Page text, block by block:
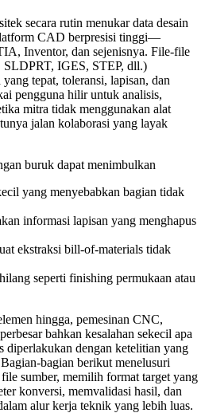
secara rutin menukar data desain
CAD berpresisi tinggi—
Inventor, dan sejenisnya. File‑file
IGES, STEP, dll.)
tepat, toleransi, lapisan, dan
pengguna hilir untuk analisis,
mitra tidak menggunakan alat
jalan kolaborasi yang layak
buruk dapat menimbulkan
yang menyebabkan bagian tidak
informasi lapisan yang menghapus
ekstraksi bill‑of‑materials tidak
seperti finishing permukaan atau
hingga, pemesinan CNC,
bahkan kesalahan sekecil apa
diperlakukan dengan ketelitian yang
berikut menelusuri
sumber, memilih format target yang
konversi, memvalidasi hasil, dan
alur kerja teknik yang lebih luas.